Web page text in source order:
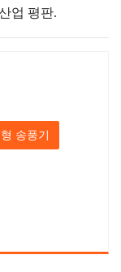
업 평판.
송풍기